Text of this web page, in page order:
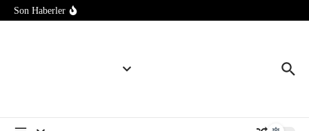
İçeriğe atla
Son Haberler
düzenlendi